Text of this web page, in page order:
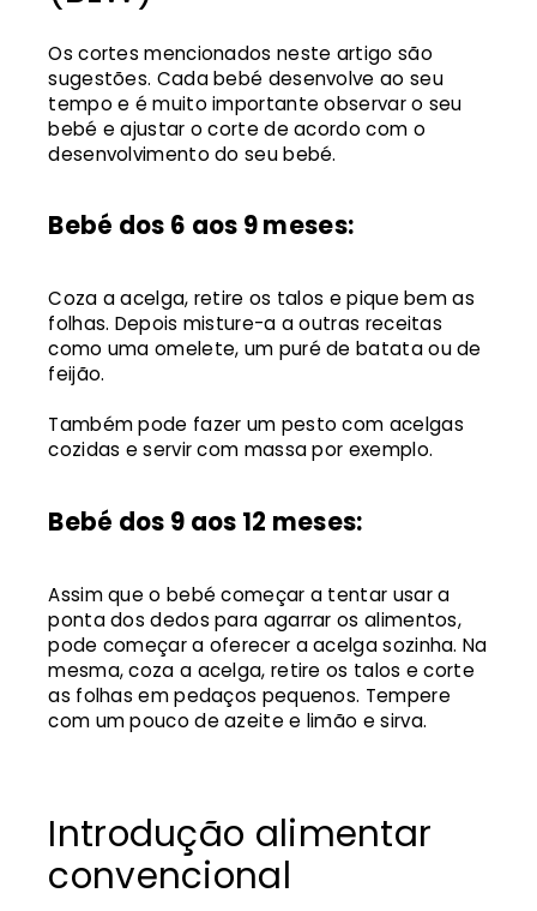
Os cortes mencionados neste artigo são
sugestões. Cada bebé desenvolve ao seu
tempo e é muito importante observar o seu
bebé e ajustar o corte de acordo com o
desenvolvimento do seu bebé.
Bebé dos 6 aos 9 meses:
Coza a acelga, retire os talos e pique bem as
folhas. Depois misture-a a outras receitas
como uma omelete, um puré de batata ou de
feijão.
Também pode fazer um pesto com acelgas
cozidas e servir com massa por exemplo.
Bebé dos 9 aos 12 meses:
Assim que o bebé começar a tentar usar a
ponta dos dedos para agarrar os alimentos,
pode começar a oferecer a acelga sozinha. Na
mesma, coza a acelga, retire os talos e corte
as folhas em pedaços pequenos. Tempere
com um pouco de azeite e limão e sirva.
Introdução alimentar
convencional